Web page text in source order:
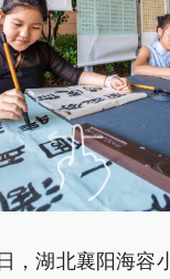
，湖北襄阳海容